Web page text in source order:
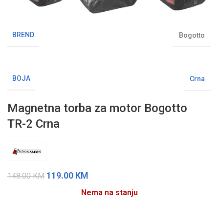
BREND Bogotto
BOJA Crna
Magnetna torba za motor Bogotto
TR-2 Crna
148.00KM 119.00 KM
Nema na stanju